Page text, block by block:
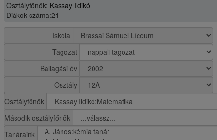
Osztályfőnök: Kassay Ildikó
Diákok száma:21
Iskola
Tagozat
Ballagási év
Osztály
Osztályfőnők
Második osztályfőnők
Tanáraink